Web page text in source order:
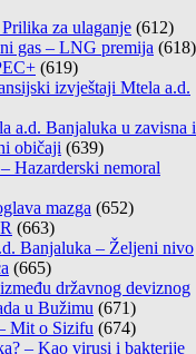
za ulaganje (612)
gas – LNG premija (618)
(619)
izvještaji Mtela a.d.
a.d. Banjaluka u zavisna i
običaji (639)
Hazarderski nemoral
mazga (652)
(663)
Banjaluka – Željeni nivo
(665)
državnog deviznog
u Bužimu (671)
Mit o Sizifu (674)
– Kao virusi i bakterije